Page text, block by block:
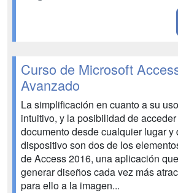
Curso de Microsoft
Avanzado
La simplificación en cuanto a su
intuitivo, y la posibilidad de
documento desde cualquier lugar y
dispositivo son dos de los
de Access 2016, una aplicación
generar diseños cada vez más
para ello a la imagen...